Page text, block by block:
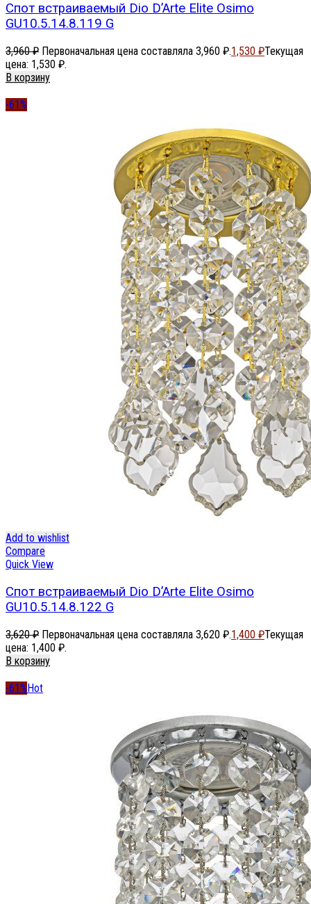
Спот встраиваемый Dio D’Arte Elite Osimo
GU10.5.14.8.119 G
3,960₽ Первоначальная цена составляла 3,960 ₽.1,530 ₽Текущая
цена: 1,530 ₽.
В корзину
-61%
Add to wishlist
Compare
Quick View
Спот встраиваемый Dio D’Arte Elite Osimo
GU10.5.14.8.122 G
3,620₽ Первоначальная цена составляла 3,620 ₽.1,400 ₽Текущая
цена: 1,400 ₽.
В корзину
-61%Hot